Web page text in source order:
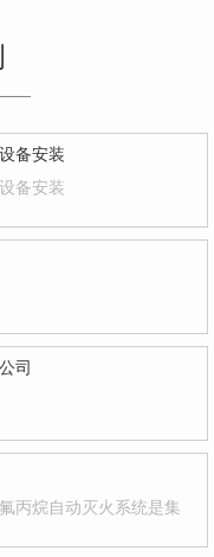
备安装
备安装
司
丙烷自动灭火系统是集